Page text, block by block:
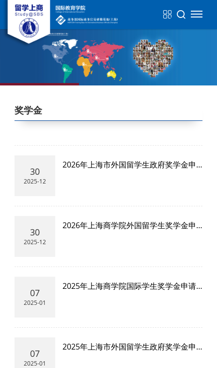
奖学金
30
2025-12
2026年上海市外国留学生政府奖学金申
30
2025-12
2026年上海商学院外国留学生奖学金申
07
2025-01
2025年上海商学院国际学生奖学金申请
07
2025-01
2025年上海市外国留学生政府奖学金申